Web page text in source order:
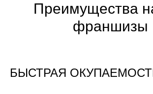
Преимущества
франшизы
БЫСТРАЯ